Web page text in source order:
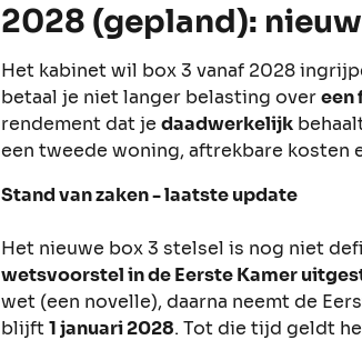
2028 (gepland):
Het kabinet wil box 3 vanaf 2028
betaal je niet langer belasting overeen
rendement dat je daadwerkelijk
een tweede woning, aftrekbare kosten
Stand van zaken - laatste update
Het nieuwe box 3 stelsel is nog niet
wetsvoorstel in de Eerste Kamer
wet (een novelle), daarna neemt de
blijft1 januari 2028. Tot die tijd geldt